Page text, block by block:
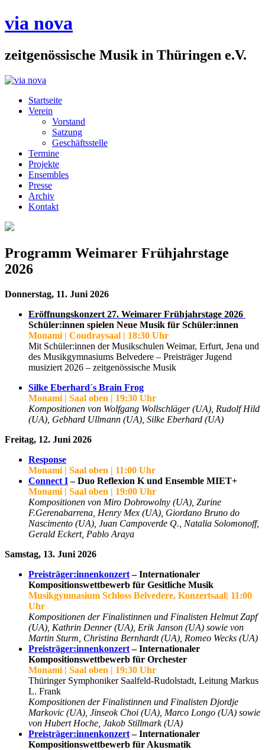
via nova
zeitgenössische Musik in Thüringen e.V.
Startseite
Verein
Vorstand
Satzung
Geschäftsstelle
Termine
Projekte
Ensembles
Presse
Archiv
Kontakt
Programm Weimarer Frühjahrstage
2026
Donnerstag, 11. Juni 2026
Eröffnungskonzert 27. Weimarer Frühjahrstage 2026
Schüler:innen spielen Neue Musik für Schüler:innen
Monami | Coudraysaal | 18:30 Uhr
Mit Schüler:innen der Musikschulen Weimar, Erfurt, Jena und
des Musikgymnasiums Belvedere – Preisträger Jugend
musiziert 2026 – zeitgenössische Musik
Silke Eberhard´s Brain Frog
Monami | Saal oben | 19:30 Uhr
Kompositionen von Wolfgang Wollschläger (UA), Rudolf Hild
(UA), Gebhard Ullmann (UA), Silke Eberhard (UA)
Freitag, 12. Juni 2026
Response
Monami | Saal oben | 11:00 Uhr
Connect I– Duo Reflexion K und Ensemble MIET+
Monami | Saal oben | 19:00 Uhr
Kompositionen von Miro Dobrowolny (UA), Zurine
F.Gerenabarrena, Henry Mex (UA), Giordano Bruno do
Nascimento (UA), Juan Campoverde Q., Natalia Solomonoff,
Gerald Eckert, Pablo Araya
Samstag, 13. Juni 2026
Preisträger:innenkonzert– Internationaler
Kompositionswettbewerb für Gesitliche Musik
Musikgymnasium Schloss Belvedere, Konzertsaal| 11:00
Uhr
Kompositionen der Finalistinnen und Finalisten Helmut Zapf
(UA), Kathrin Denner (UA), Erik Janson (UA) sowie von
Martin Sturm, Christina Bernhardt (UA), Romeo Wecks (UA)
Preisträger:innenkonzert– Internationaler
Kompositionswettbewerb für Orchester
Monami | Saal oben | 19:30 Uhr
Thüringer Symphoniker Saalfeld-Rudolstadt, Leitung Markus
L. Frank
Kompositionen der Finalistinnen und Finalisten Djordje
Markovic (UA), Jinseok Choi (UA), Marco Longo (UA) sowie
von Hubert Hoche, Jakob Stillmark (UA)
Preisträger:innenkonzert– Internationaler
Kompositionswettbewerb für Akusmatik